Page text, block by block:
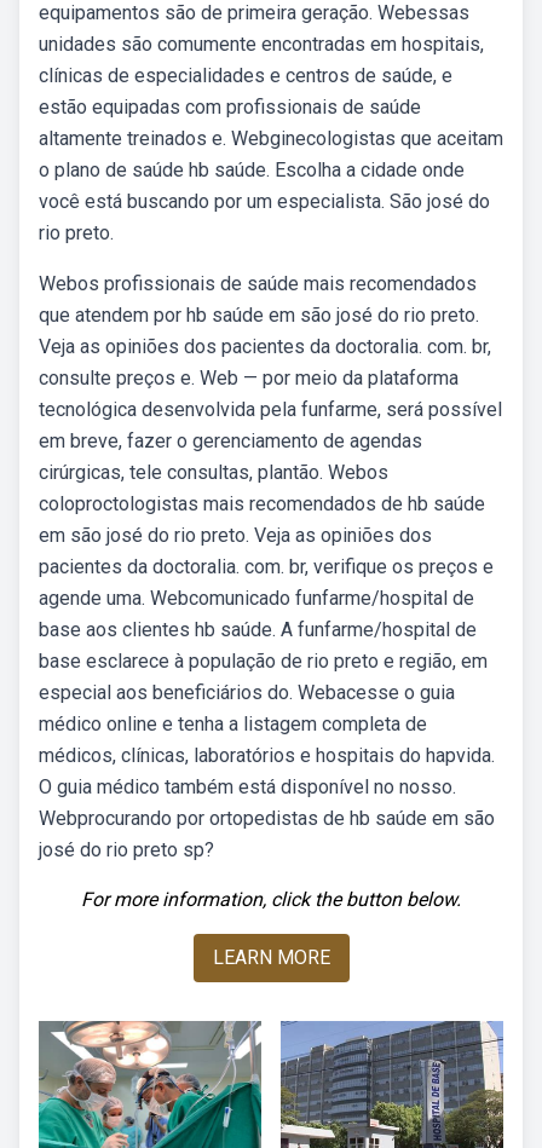
equipamentos são de primeira geração. Webessas
unidades são comumente encontradas em hospitais,
clínicas de especialidades e centros de saúde, e
estão equipadas com profissionais de saúde
altamente treinados e. Webginecologistas que aceitam
o plano de saúde hb saúde. Escolha a cidade onde
você está buscando por um especialista. São josé do
rio preto.
Webos profissionais de saúde mais recomendados
que atendem por hb saúde em são josé do rio preto.
Veja as opiniões dos pacientes da doctoralia. com. br,
consulte preços e. Web — por meio da plataforma
tecnológica desenvolvida pela funfarme, será possível
em breve, fazer o gerenciamento de agendas
cirúrgicas, tele consultas, plantão. Webos
coloproctologistas mais recomendados de hb saúde
em são josé do rio preto. Veja as opiniões dos
pacientes da doctoralia. com. br, verifique os preços e
agende uma. Webcomunicado funfarme/hospital de
base aos clientes hb saúde. A funfarme/hospital de
base esclarece à população de rio preto e região, em
especial aos beneficiários do. Webacesse o guia
médico online e tenha a listagem completa de
médicos, clínicas, laboratórios e hospitais do hapvida.
O guia médico também está disponível no nosso.
Webprocurando por ortopedistas de hb saúde em são
josé do rio preto sp?
For more information, click the button below.
LEARN MORE